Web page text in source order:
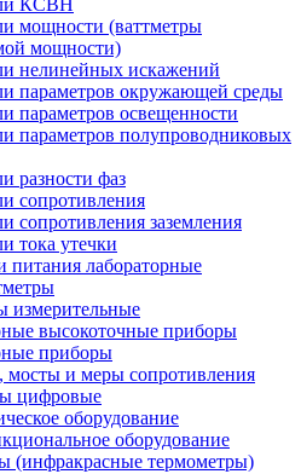
КСВН
мощности (ваттметры
мощности)
нелинейных искажений
параметров окружающей среды
параметров освещенности
параметров полупроводниковых
разности фаз
сопротивления
сопротивления заземления
тока утечки
питания лабораторные
измерительные
высокоточные приборы
приборы
мосты и меры сопротивления
цифровые
оборудование
оборудование
(инфракрасные термометры)